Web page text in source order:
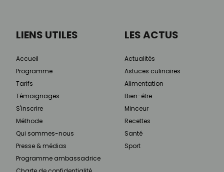
LIENS UTILES
Accueil
Programme
Tarifs
Témoignages
S'inscrire
Méthode
Qui sommes-nous
Presse & médias
Programme ambassadrice
LES ACTUS
Actualités
Astuces culinaires
Alimentation
Bien-être
Minceur
Recettes
Santé
Sport